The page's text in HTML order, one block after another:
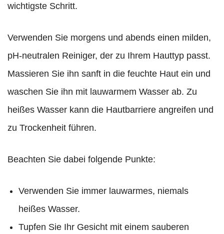
wichtigste Schritt.
Verwenden Sie morgens und abends einen milden,
pH-neutralen Reiniger, der zu Ihrem Hauttyp passt.
Massieren Sie ihn sanft in die feuchte Haut ein und
waschen Sie ihn mit lauwarmem Wasser ab. Zu
heißes Wasser kann die Hautbarriere angreifen und
zu Trockenheit führen.
Beachten Sie dabei folgende Punkte:
Verwenden Sie immer lauwarmes, niemals
heißes Wasser.
Tupfen Sie Ihr Gesicht mit einem sauberen